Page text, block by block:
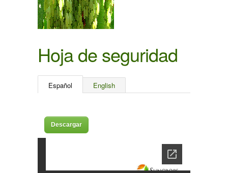
Hoja de seguridad
Español English
Descargar